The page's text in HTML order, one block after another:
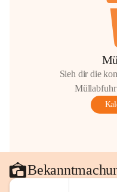
Sieh dir die
Müllabfuhr